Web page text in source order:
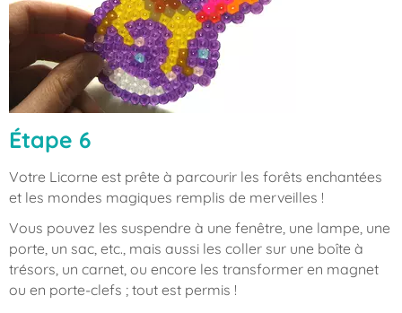
Étape 6
Votre Licorne est prête à parcourir les forêts enchantées
et les mondes magiques remplis de merveilles !
Vous pouvez les suspendre à une fenêtre, une lampe, une
porte, un sac, etc., mais aussi les coller sur une boîte à
trésors, un carnet, ou encore les transformer en magnet
ou en porte-clefs ; tout est permis !